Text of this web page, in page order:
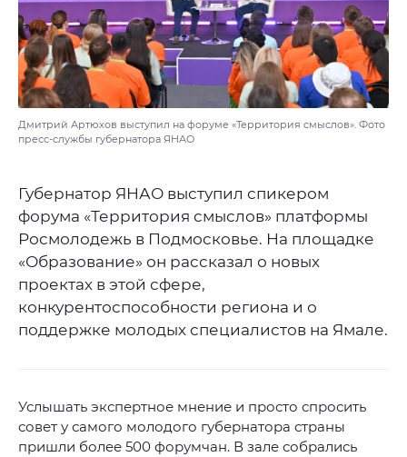
Дмитрий Артюхов выступил на форуме «Территория смыслов». Фото
пресс-службы губернатора ЯНАО
Губернатор ЯНАО выступил спикером
форума «Территория смыслов» платформы
Росмолодежь в Подмосковье. На площадке
«Образование» он рассказал о новых
проектах в этой сфере,
конкурентоспособности региона и о
поддержке молодых специалистов на Ямале.
Услышать экспертное мнение и просто спросить
совет у самого молодого губернатора страны
пришли более 500 форумчан. В зале собрались